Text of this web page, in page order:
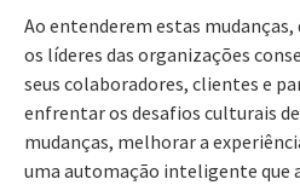
Ao entenderem estas
os líderes das organizações
seus colaboradores, clientes e
enfrentar os desafios culturais
mudanças, melhorar a
uma automação inteligente que